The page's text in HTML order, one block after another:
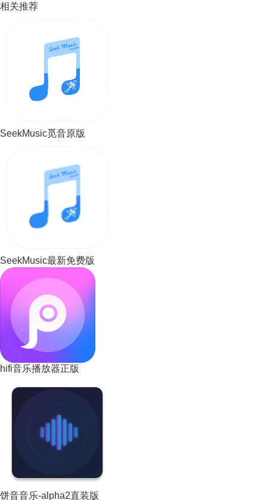
相关推荐
SeekMusic觅音原版
SeekMusic最新免费版
hifi音乐播放器正版
饼音音乐-alpha2直装版